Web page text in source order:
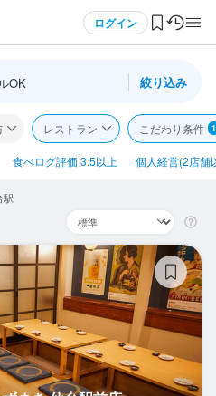
ログイン
料会員登録
OK 絞り込み
レストラン こだわり条件 1
食べログ評価 3.5以上 個人経営(2店舗
駅